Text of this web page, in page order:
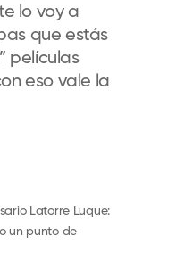
lo voy a
que estás
películas
eso vale la
Latorre Luque:
un punto de